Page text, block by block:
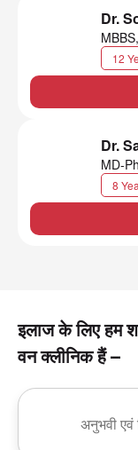
Dr.
12
Dr.
MD-
8
इलाज के लिए हम
वन क्लीनिक हैं –
अनुभवी एवं